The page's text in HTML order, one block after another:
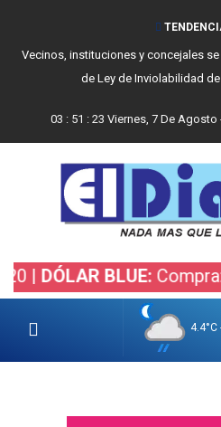
Vecinos, instituciones y concejales
de Ley de Inviolabilidad
03 : 51 : 24 Viernes, 7 De Agosto
BLUE: Compra: